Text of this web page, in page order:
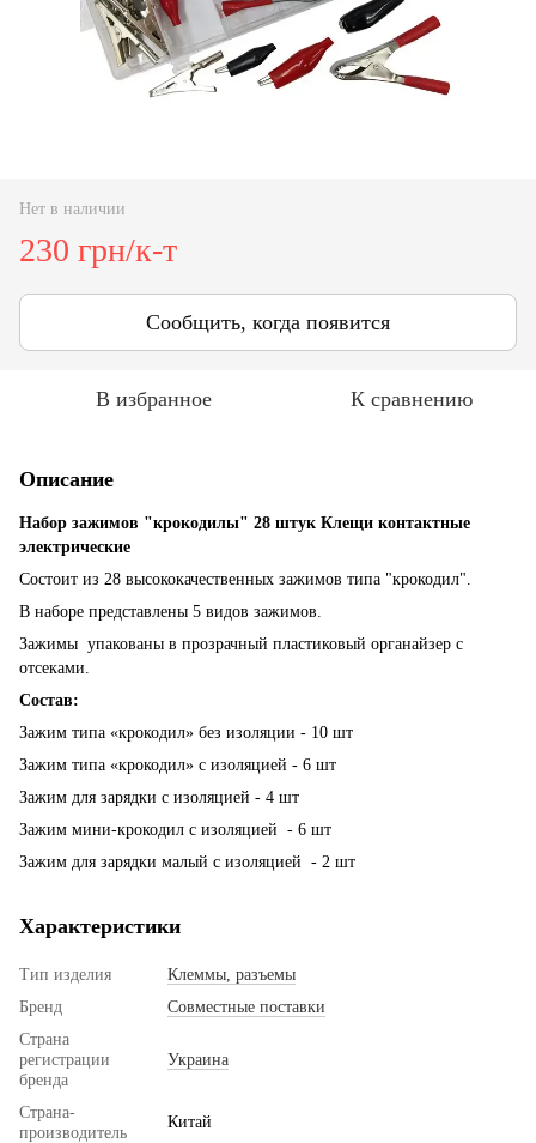
Нет в наличии
230 грн/к-т
Сообщить, когда появится
В избранное К сравнению
Описание
Набор зажимов "крокодилы" 28 штук Клещи контактные
электрические
Состоит из 28 высококачественных зажимов типа "крокодил".
В наборе представлены 5 видов зажимов.
Зажимы упакованы в прозрачный пластиковый органайзер с
отсеками.
Состав:
Зажим типа «крокодил» без изоляции - 10 шт
Зажим типа «крокодил» с изоляцией - 6 шт
Зажим для зарядки с изоляцией - 4 шт
Зажим мини-крокодил с изоляцией - 6 шт
Зажим для зарядки малый с изоляцией - 2 шт
Характеристики
Тип изделия
Клеммы, разъемы
Бренд
Совместные поставки
Страна
регистрации
бренда
Украина
Страна-
производитель
Китай